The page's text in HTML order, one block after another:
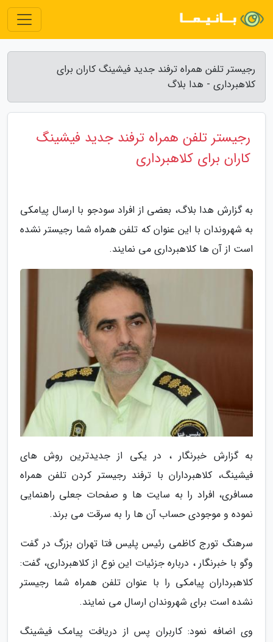
رجیستر تلفن همراه ترفند جدید فیشینگ کاران برای
کلاهبرداری - هدا بلاگ
رجیستر تلفن همراه ترفند جدید فیشینگ
کاران برای کلاهبرداری
به گزارش هدا بلاگ، بعضی از افراد سودجو با ارسال پیامکی
به شهروندان با این عنوان که تلفن همراه شما رجیستر نشده
است از آن ها کلاهبرداری می نمایند.
به گزارش خبرنگار ، در یکی از جدیدترین روش های
فیشینگ، کلاهبرداران با ترفند رجیستر کردن تلفن همراه
مسافری، افراد را به سایت ها و صفحات جعلی راهنمایی
نموده و موجودی حساب آن ها را به سرقت می برند.
سرهنگ تورج کاظمی رئیس پلیس فتا تهران بزرگ در گفت
وگو با خبرنگار ، درباره جزئیات این نوع از کلاهبرداری، گفت:
کلاهبرداران پیامکی را با عنوان تلفن همراه شما رجیستر
نشده است برای شهروندان ارسال می نمایند.
وی اضافه نمود: کاربران پس از دریافت پیامک فیشینگ